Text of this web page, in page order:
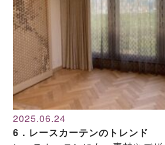
2025.06.24
6．レースカーテンのトレンド